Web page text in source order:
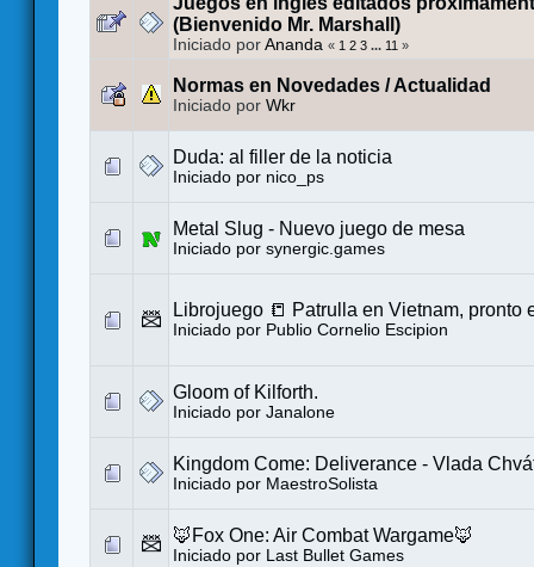
(Bienvenido Mr. Marshall)
Iniciado por Ananda « 1 2 3 ... 11 »
Normas en Novedades / Actualidad
Iniciado por Wkr
Duda: al filler de la noticia
Iniciado por nico_ps
Metal Slug - Nuevo juego de mesa
Iniciado por synergic.games
Librojuego 📒 Patrulla en Vietnam, pronto
Iniciado por Publio Cornelio Escipion
Gloom of Kilforth.
Iniciado por Janalone
Kingdom Come: Deliverance - Vlada
Iniciado por MaestroSolista
🦊Fox One: Air Combat Wargame🦊
Iniciado por Last Bullet Games